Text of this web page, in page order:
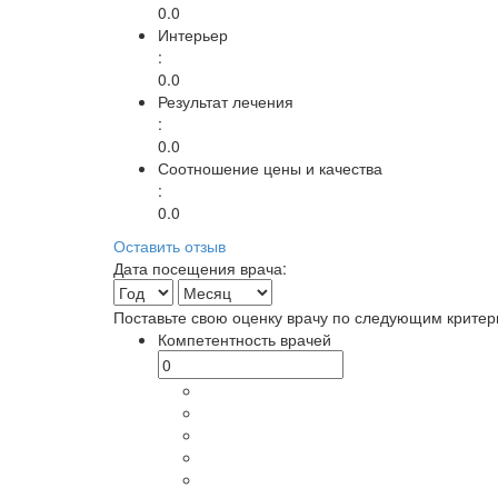
0.0
Интерьер
:
0.0
Результат лечения
:
0.0
Соотношение цены и качества
:
0.0
Оставить отзыв
Дата посещения врача:
Поставьте свою оценку врачу по следующим
Компетентность врачей